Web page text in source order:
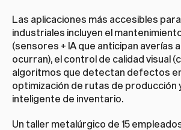
Las aplicaciones más accesibles
industriales incluyen el
(sensores + IA que anticipan averías
ocurran), el control de calidad visual
algoritmos que detectan defectos
optimización de rutas de producción
inteligente de inventario.
Un taller metalúrgico de 15